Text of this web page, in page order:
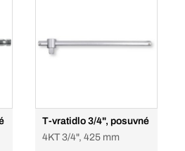
T-vratidlo 3/4", posuvné
4KT 3/4", 425 mm